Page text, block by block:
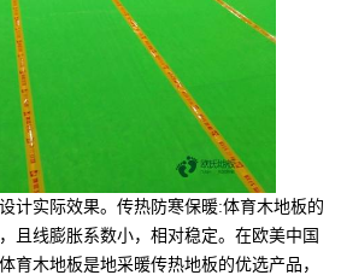
实际效果。传热防寒保暖:体育木地板的
且线膨胀系数小，相对稳定。在欧美中国
育木地板是地采暖传热地板的优选产品，